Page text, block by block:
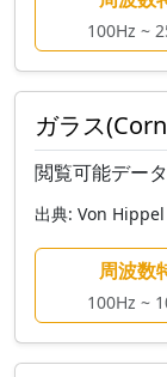
100Hz ~
ガラス
閲覧可能デー
出典: Von
周波数
100Hz ~